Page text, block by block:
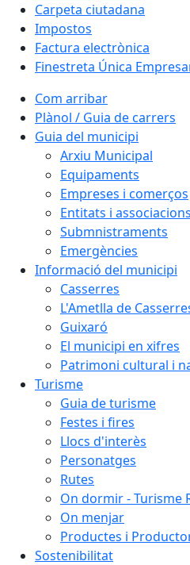
Carpeta ciutadana
Impostos
Factura electrònica
Finestreta Única
Com arribar
Plànol / Guia de carrers
Guia del municipi
Arxiu Municipal
Equipaments
Empreses i comerços
Entitats i associacions
Submnistraments
Emergències
Informació del municipi
Casserres
L'Ametlla de
Guixaró
El municipi en xifres
Patrimoni cultural i
Turisme
Guia de turisme
Festes i fires
Llocs d'interès
Personatges
Rutes
On dormir - Turisme
On menjar
Productes i
Sostenibilitat